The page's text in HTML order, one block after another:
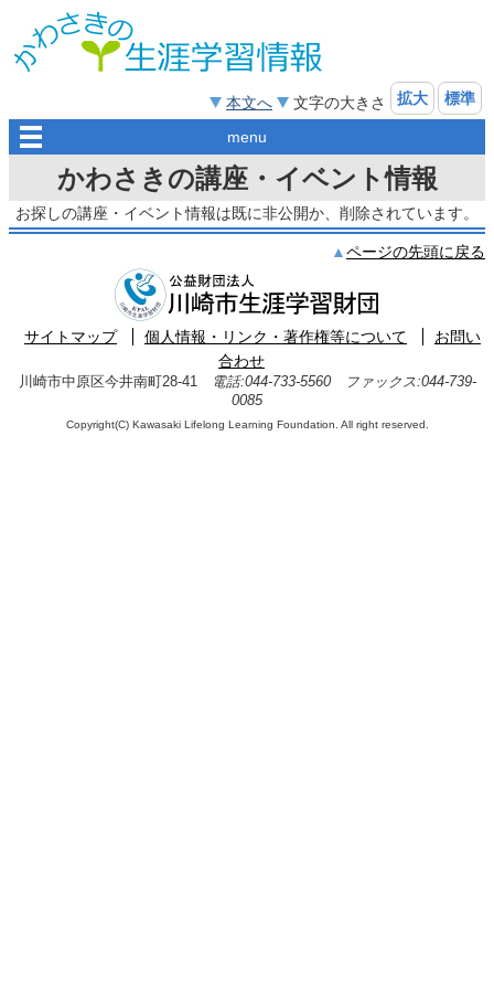
本文へ 文字の大きさ 拡大 標準
menu
かわさきの講座・イベント情報
お探しの講座・イベント情報は既に非公開か、削除されています。
ページの先頭に戻る
サイトマップ 個人情報・リンク・著作権等について
お問い
合わせ
川崎市中原区今井南町28-41
電話:044-733-5560 ファックス:044-739-
0085
Copyright(C) Kawasaki Lifelong Learning Foundation. All right reserved.